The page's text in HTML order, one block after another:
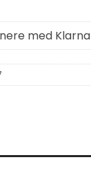
med Klarna